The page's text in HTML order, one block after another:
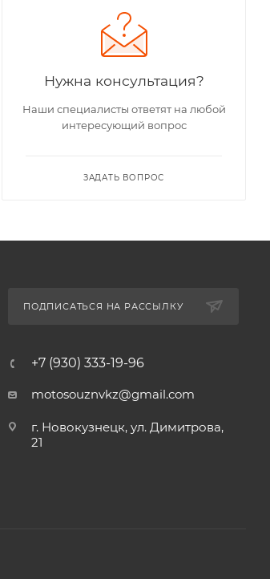
Нужна консультация?
Наши специалисты ответят на любой
интересующий вопрос
ЗАДАТЬ ВОПРОС
ПОДПИСАТЬСЯ НА РАССЫЛКУ
+7 (930) 333-19-96
motosouznvkz@gmail.com
г. Новокузнецк, ул. Димитрова,
21